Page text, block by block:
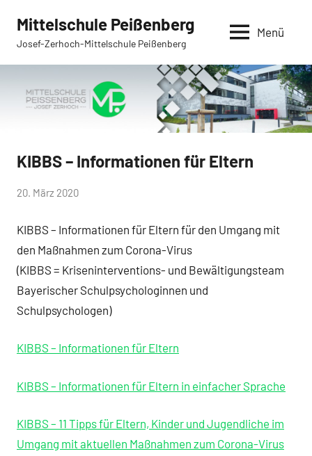
Inhalt
springen
Mittelschule Peißenberg
Josef-Zerhoch-Mittelschule Peißenberg
Menü
Allgemein
KIBBS – Informationen für Eltern
von
Peißenberg
20. März 2020
KIBBS – Informationen für Eltern für den Umgang mit
den Maßnahmen zum Corona-Virus
(KIBBS = Kriseninterventions- und Bewältigungsteam
Bayerischer Schulpsychologinnen und
Schulpsychologen)
KIBBS – Informationen für Eltern
KIBBS – Informationen für Eltern in einfacher Sprache
KIBBS – 11 Tipps für Eltern, Kinder und Jugendliche im
Umgang mit aktuellen Maßnahmen zum Corona-Virus